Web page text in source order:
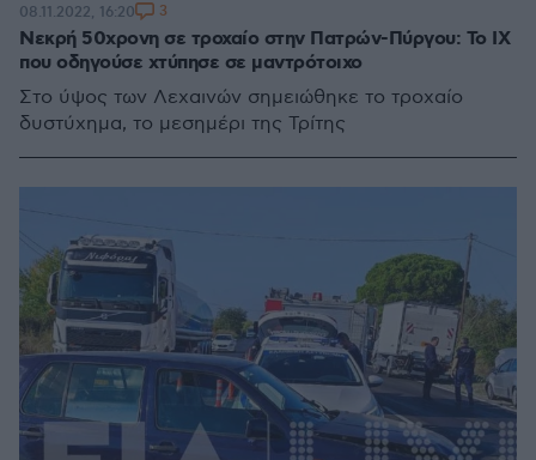
Νεκρή 50χρονη σε τροχαίο στην Πατρών-Πύργου: Το ΙΧ
που οδηγούσε χτύπησε σε μαντρότοιχο
Στο ύψος των Λεχαινών σημειώθηκε το τροχαίο
δυστύχημα, το μεσημέρι της Τρίτης
08.11.2022, 16:20 3